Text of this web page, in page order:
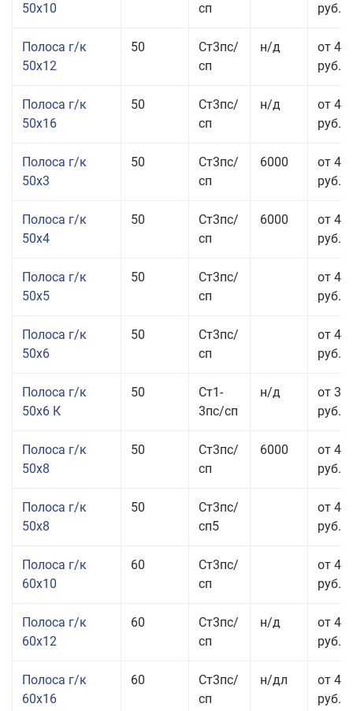
50x10
сп
руб.
Полоса г/к
50x12
50
Ст3пс/
сп
н/д
от 43
руб.
Полоса г/к
50x16
50
Ст3пс/
сп
н/д
от 49
руб.
Полоса г/к
50x3
50
Ст3пс/
сп
6000
от 47
руб.
Полоса г/к
50x4
50
Ст3пс/
сп
6000
от 45
руб.
Полоса г/к
50x5
50
Ст3пс/
сп
от 43
руб.
Полоса г/к
50x6
50
Ст3пс/
сп
от 42
руб.
Полоса г/к
50x6 К
50
Ст1-
3пс/сп
н/д
от 35
руб.
Полоса г/к
50x8
50
Ст3пс/
сп
6000
от 45
руб.
Полоса г/к
50x8
50
Ст3пс/
сп5
от 45
руб.
Полоса г/к
60x10
60
Ст3пс/
сп
от 41
руб.
Полоса г/к
60x12
60
Ст3пс/
сп
н/д
от 44
руб.
Полоса г/к
60x16
60
Ст3пс/
сп
н/дл
от 48
руб.